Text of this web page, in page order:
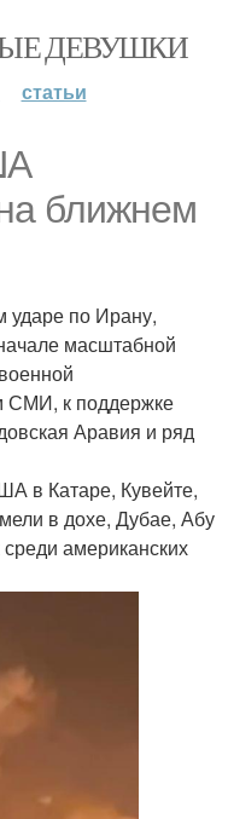
ДЕВУШКИ
статьи
ближнем
ударе по Ирану,
масштабной
СМИ, к поддержке
Аравия и ряд
в Катаре, Кувейте,
в дохе, Дубае, Абу
американских